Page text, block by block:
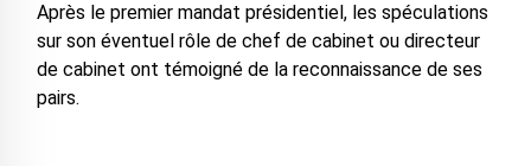
Après le premier mandat présidentiel, les spéculations
sur son éventuel rôle de chef de cabinet ou directeur
de cabinet ont témoigné de la reconnaissance de ses
pairs.